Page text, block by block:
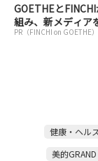
GOETHEと
組み、新メディア
PR（FINCHI on GOETHE）
健康・ヘル
美的GRAND